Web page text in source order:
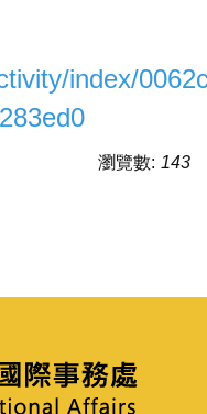
index/
瀏覽數: 143